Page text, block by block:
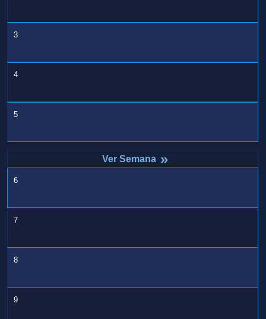
3
4
5
»
6
7
8
9